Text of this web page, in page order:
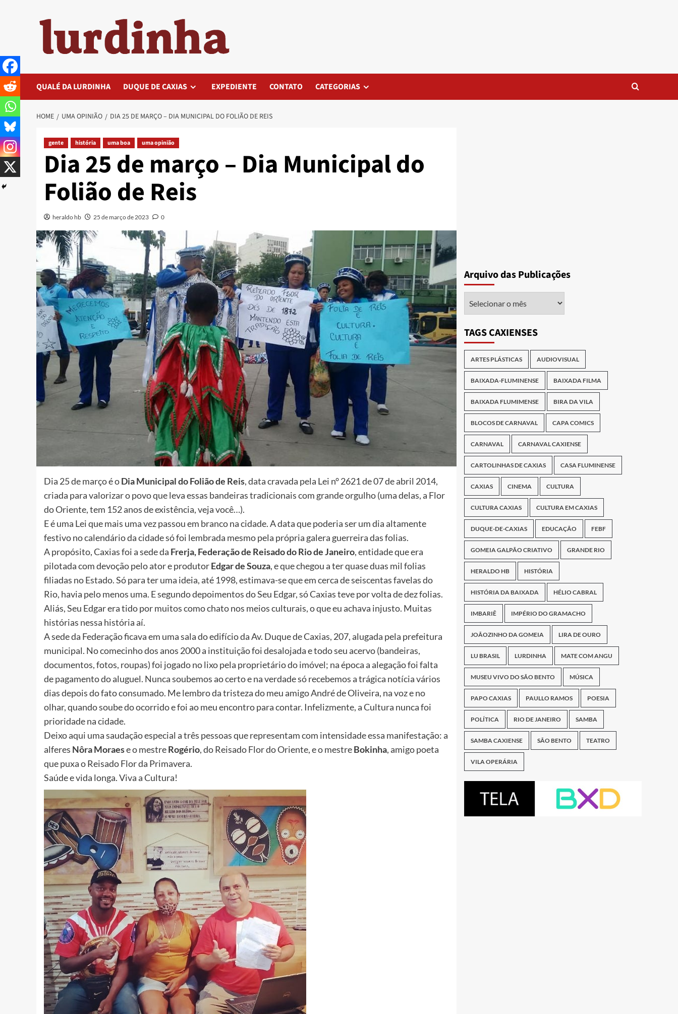
QUALÉ DA LURDINHA DUQUE DE CAXIAS EXPEDIENTE CONTATO CATEGORIAS
HOME UMA OPINIÃO DIA 25 DE MARÇO – DIA MUNICIPAL DO FOLIÃO DE REIS
gente história uma boa uma opinião
Dia 25 de março – Dia Municipal do
Folião de Reis
heraldo hb 25 de março de 2023 0
Dia 25 de março é oDia Municipal do Folião de Reis, data cravada pela Lei n° 2621 de 07 de abril 2014,
criada para valorizar o povo que leva essas bandeiras tradicionais com grande orgulho (uma delas, a Flor
do Oriente, tem 152 anos de existência, veja você…).
E é uma Lei que mais uma vez passou em branco na cidade. A data que poderia ser um dia altamente
festivo no calendário da cidade só foi lembrada mesmo pela própria galera guerreira das folias.
A propósito, Caxias foi a sede da Frerja, Federação de Reisado do Rio de Janeiro, entidade que era
pilotada com devoção pelo ator e produtorEdgar de Souza, e que chegou a ter quase duas mil folias
filiadas no Estado. Só para ter uma ideia, até 1998, estimava-se que em cerca de seiscentas favelas do
Rio, havia pelo menos uma. E segundo depoimentos do Seu Edgar, só Caxias teve por volta de dez folias.
Aliás, Seu Edgar era tido por muitos como chato nos meios culturais, o que eu achava injusto. Muitas
histórias nessa história aí.
A sede da Federação ficava em uma sala do edifício da Av. Duque de Caxias, 207, alugada pela prefeitura
municipal. No comecinho dos anos 2000 a instituição foi desalojada e todo seu acervo (bandeiras,
documentos, fotos, roupas) foi jogado no lixo pela proprietário do imóvel; na época a alegação foi falta
de pagamento do aluguel. Nunca soubemos ao certo e na verdade só recebemos a trágica notícia vários
dias depois do fato consumado. Me lembro da tristeza do meu amigo André de Oliveira, na voz e no
olhar, quando soube do ocorrido e foi ao meu encontro para contar. Infelizmente, a Cultura nunca foi
prioridade na cidade.
Deixo aqui uma saudação especial a três pessoas que representam com intensidade essa manifestação: a
alferes Nôra Moraese o mestreRogério, do Reisado Flor do Oriente, e o mestreBokinha, amigo poeta
que puxa o Reisado Flor da Primavera.
Saúde e vida longa. Viva a Cultura!
Arquivo das Publicações
TAGS CAXIENSES
ARTES PLÁSTICAS AUDIOVISUAL
BAIXADA-FLUMINENSE BAIXADA FILMA
BAIXADA FLUMIMENSE BIRA DA VILA
BLOCOS DE CARNAVAL CAPA COMICS
CARNAVAL CARNAVAL CAXIENSE
CARTOLINHAS DE CAXIAS CASA FLUMINENSE
CAXIAS CINEMA CULTURA
CULTURA CAXIAS CULTURA EM CAXIAS
DUQUE-DE-CAXIAS EDUCAÇÃO FEBF
GOMEIA GALPÃO CRIATIVO GRANDE RIO
HERALDO HB HISTÓRIA
HISTÓRIA DA BAIXADA HÉLIO CABRAL
IMBARIÊ IMPÉRIO DO GRAMACHO
JOÃOZINHO DA GOMEIA LIRA DE OURO
LU BRASIL LURDINHA MATE COM ANGU
MUSEU VIVO DO SÃO BENTO MÚSICA
PAPO CAXIAS PAULLO RAMOS POESIA
POLÍTICA RIO DE JANEIRO SAMBA
SAMBA CAXIENSE SÃO BENTO TEATRO
VILA OPERÁRIA